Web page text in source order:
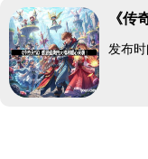
《传
发布